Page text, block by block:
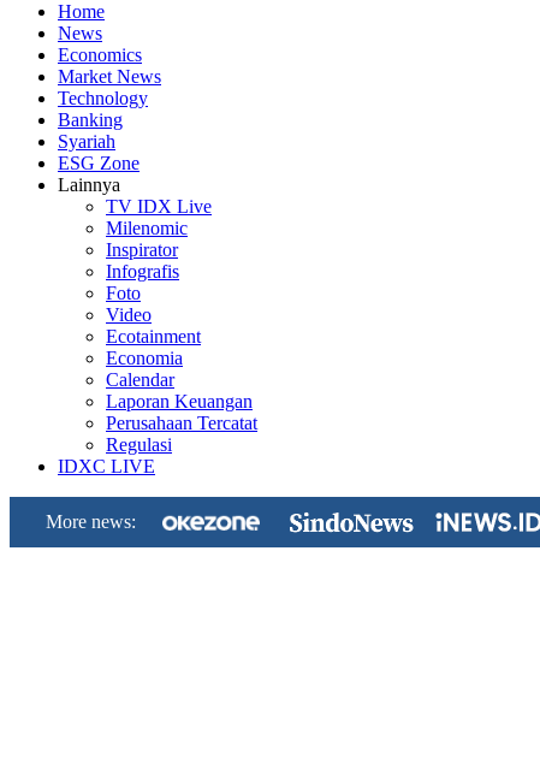
Home
News
Economics
Market News
Technology
Banking
Syariah
ESG Zone
Lainnya
TV IDX Live
Milenomic
Inspirator
Infografis
Foto
Video
Ecotainment
Economia
Calendar
Laporan Keuangan
Perusahaan Tercatat
Regulasi
IDXC LIVE
More news: